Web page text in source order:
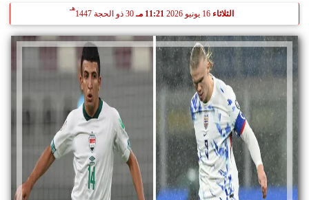
الثلاثاء 11:21 مـ 30 ذو الحجة 1447
هـ